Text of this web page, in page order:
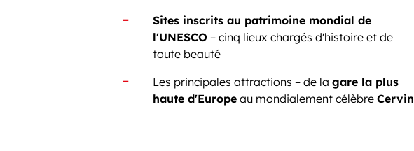
Sites inscrits au patrimoine mondial de
l'UNESCO – cinq lieux chargés d'histoire et de
toute beauté
Les principales attractions – de la gare la plus
haute d'Europe au mondialement célèbre Cervin